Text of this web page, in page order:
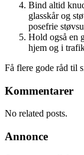
Bind altid
glasskår og
posefrie
Hold også en
hjem og i
Få flere gode råd til
Kommentarer
No related posts.
Annonce